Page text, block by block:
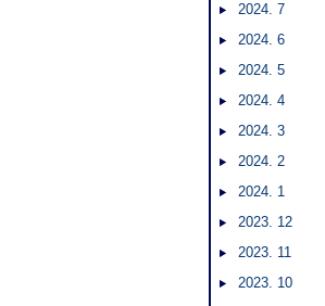
2024. 7
2024. 6
2024. 5
2024. 4
2024. 3
2024. 2
2024. 1
2023. 12
2023. 11
2023. 10